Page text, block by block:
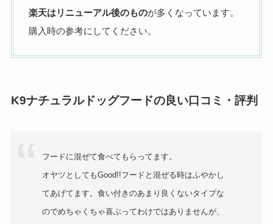
楽天はリニューアル後のものが多くなっています。
購入時の参考にしてください。
K9ナチュラルドッグフードの良い口コミ・評判
フードに混ぜて食べてもらってます。
オヤツとしてもGood!!フードと混ぜる時はふやかし
てあげてます。食い付きのあまり良くないタイプな
のでめちゃくちゃ喜ぶってわけではありませんが、